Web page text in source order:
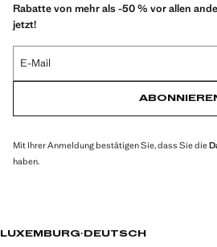
Rabatte von mehr als -50 % vor allen
jetzt!
E-Mail
Mit Ihrer Anmeldung bestätigen Sie, dass Sie die
haben.
LUXEMBURG· DEUTSCH